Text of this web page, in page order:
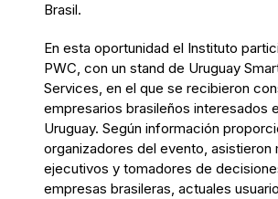
Brasil.
En esta oportunidad el Instituto
PWC, con un stand de Uruguay
Services, en el que se recibieron
empresarios brasileños interesados
Uruguay. Según información
organizadores del evento, asistieron
ejecutivos y tomadores de
empresas brasileras, actuales